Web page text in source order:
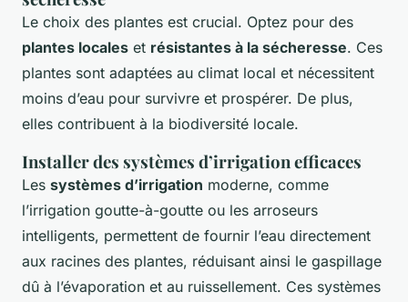
Le choix des plantes est crucial. Optez pour des
plantes locales et résistantes à la sécheresse. Ces
plantes sont adaptées au climat local et nécessitent
moins d’eau pour survivre et prospérer. De plus,
elles contribuent à la biodiversité locale.
Installer des systèmes d’irrigation efficaces
Les systèmes d’irrigation moderne, comme
l’irrigation goutte-à-goutte ou les arroseurs
intelligents, permettent de fournir l’eau directement
aux racines des plantes, réduisant ainsi le gaspillage
dû à l’évaporation et au ruissellement. Ces systèmes